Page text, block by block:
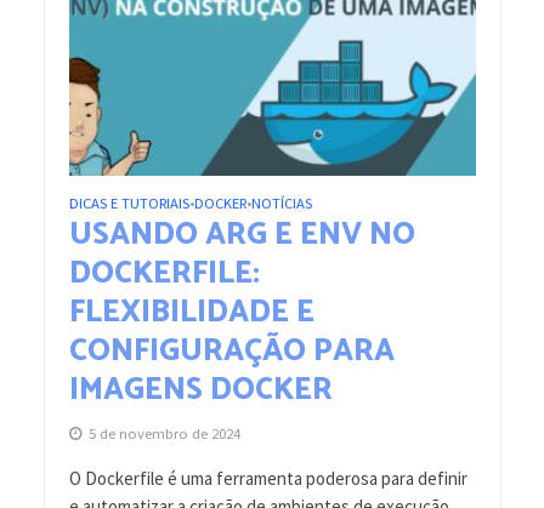
DICAS E TUTORIAIS•DOCKER•NOTÍCIAS
USANDO ARG E ENV NO
DOCKERFILE:
FLEXIBILIDADE E
CONFIGURAÇÃO PARA
IMAGENS DOCKER
5 de novembro de 2024
O Dockerfile é uma ferramenta poderosa para definir